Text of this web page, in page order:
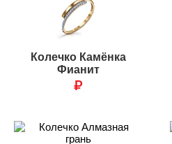
Колечко Камёнка
Фианит
₽